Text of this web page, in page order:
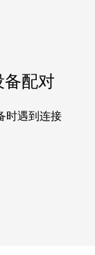
备配对
时遇到连接